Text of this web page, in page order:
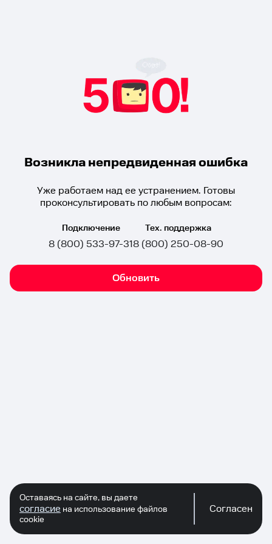
Возникла непредвиденная ошибка
Уже работаем над ее устранением. Готовы
проконсультировать по любым вопросам:
Подключение
8 (800) 533-97-31
Тех. поддержка
8 (800) 250-08-90
Обновить
Оставаясь на сайте, вы даете
согласие на использование файлов
cookie
Согласен